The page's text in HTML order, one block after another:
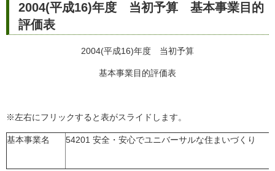
2004(平成16)年度 当初予算 基本事業目的
評価表
2004(平成16)年度 当初予算
基本事業目的評価表
※左右にフリックすると表がスライドします。
基本事業名 54201 安全・安心でユニバーサルな住まいづくり